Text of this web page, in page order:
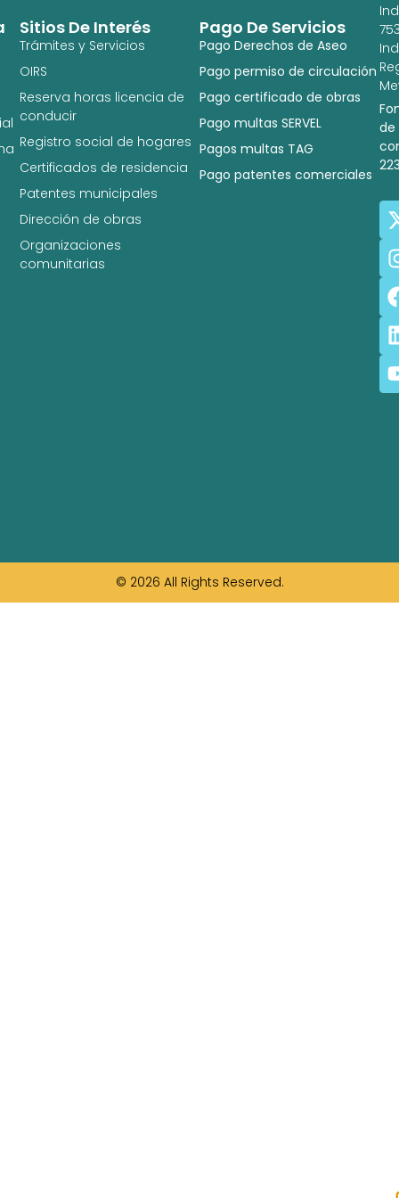
Pago De Servicios
Pago Derechos de Aseo
Pago permiso de circulación
Pago certificado de obras
Pago multas SERVEL
Pagos multas TAG
Pago patentes comerciales
Sitios De Interés
Trámites y Servicios
OIRS
Reserva horas licencia de
conducir
Registro social de hogares
Certificados de residencia
Patentes municipales
Dirección de obras
Organizaciones
comunitarias
de
© 2026 All Rights Reserved.